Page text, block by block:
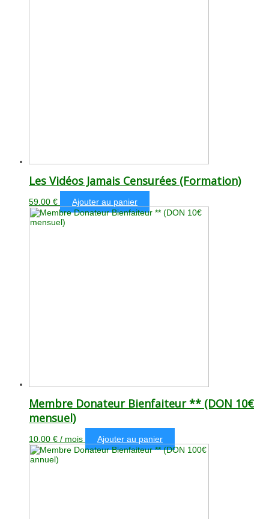
Les Vidéos Jamais Censurées (Formation)
59.00 € Ajouter au panier
Membre Donateur Bienfaiteur ** (DON 10€
mensuel)
10.00 € / mois Ajouter au panier